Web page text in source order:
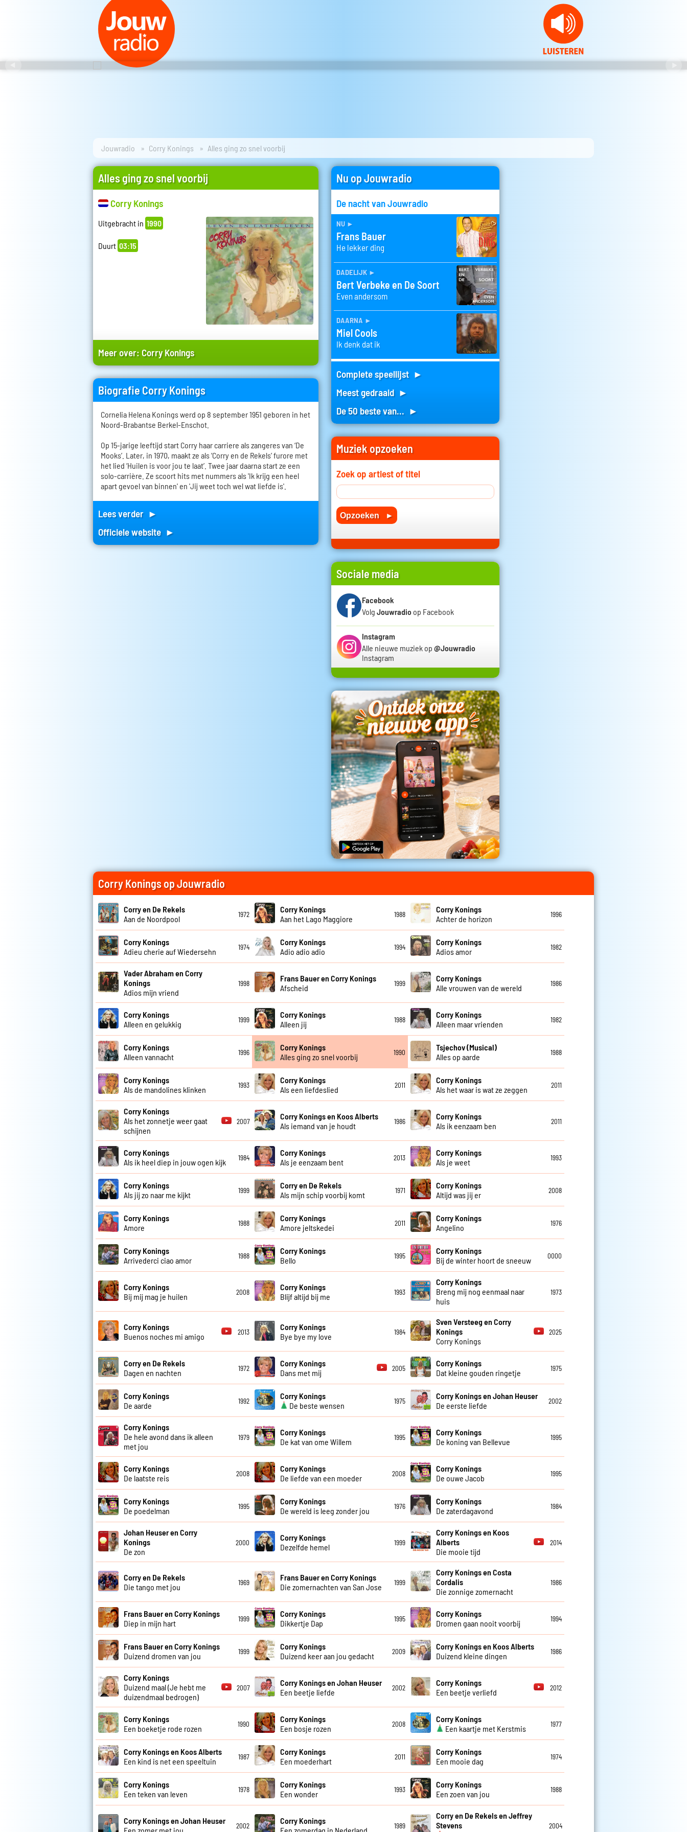
Jouwradio Corry Konings Alles ging zo snel voorbij
Alles ging zo snel voorbij
Corry Konings
Uitgebracht in 1990
Duurt 03:15
Meer over: Corry Konings
Biografie Corry Konings
Cornelia Helena Konings werd op 8 september 1951 geboren in het
Noord-Brabantse Berkel-Enschot.
Op 15-jarige leeftijd start Corry haar carriere als zangeres van ‘De
Mooks’. Later, in 1970, maakt ze als ‘Corry en de Rekels’ furore met
het lied ‘Huilen is voor jou te laat’. Twee jaar daarna start ze een
solo-carrière. Ze scoort hits met nummers als 'Ik krijg een heel
apart gevoel van binnen' en 'Jij weet toch wel wat liefde is'.
Lees verder ►
Officiele website ►
Nu op Jouwradio
De nacht van Jouwradio
nu ►
Frans Bauer
He lekker ding
dadelijk ►
Bert Verbeke en De Soort
Even andersom
daarna ►
Miel Cools
Ik denk dat ik
Complete speellijst ►
Meest gedraaid ►
De 50 beste van... ►
Muziek opzoeken
Zoek op artiest of titel
Sociale media
Facebook
Volg Jouwradio op Facebook
Instagram
Alle nieuwe muziek op @Jouwradio
Instagram
Corry Konings op Jouwradio
Corry en De Rekels
Aan de Noordpool
1972
Corry Konings
Aan het Lago Maggiore
1988
Corry Konings
Achter de horizon
1996
Corry Konings
Adieu cherie auf Wiedersehn
1974
Corry Konings
Adio adio adio
1994
Corry Konings
Adios amor
1982
Vader Abraham en Corry
Konings
Adios mijn vriend
1998
Frans Bauer en Corry Konings
Afscheid
1999
Corry Konings
Alle vrouwen van de wereld
1986
Corry Konings
Alleen en gelukkig
1999
Corry Konings
Alleen jij
1988
Corry Konings
Alleen maar vrienden
1982
Corry Konings
Alleen vannacht
1996
Corry Konings
Alles ging zo snel voorbij
1990
Tsjechov (Musical)
Alles op aarde
1988
Corry Konings
Als de mandolines klinken
1993
Corry Konings
Als een liefdeslied
2011
Corry Konings
Als het waar is wat ze zeggen
2011
Corry Konings
Als het zonnetje weer gaat
schijnen
2007
Corry Konings en Koos Alberts
Als iemand van je houdt
1986
Corry Konings
Als ik eenzaam ben
2011
Corry Konings
Als ik heel diep in jouw ogen kijk
1984
Corry Konings
Als je eenzaam bent
2013
Corry Konings
Als je weet
1993
Corry Konings
Als jij zo naar me kijkt
1999
Corry en De Rekels
Als mijn schip voorbij komt
1971
Corry Konings
Altijd was jij er
2008
Corry Konings
Amore
1988
Corry Konings
Amore jeltskedei
2011
Corry Konings
Angelino
1976
Corry Konings
Arrivederci ciao amor
1988
Corry Konings
Bello
1995
Corry Konings
Bij de winter hoort de sneeuw
0000
Corry Konings
Bij mij mag je huilen
2008
Corry Konings
Blijf altijd bij me
1993
Corry Konings
Breng mij nog eenmaal naar
huis
1973
Corry Konings
Buenos noches mi amigo
2013
Corry Konings
Bye bye my love
1984
Sven Versteeg en Corry
Konings
Corry Konings
2025
Corry en De Rekels
Dagen en nachten
1972
Corry Konings
Dans met mij
2005
Corry Konings
Dat kleine gouden ringetje
1975
Corry Konings
De aarde
1992
Corry Konings
De beste wensen
1975
Corry Konings en Johan Heuser
De eerste liefde
2002
Corry Konings
De hele avond dans ik alleen
met jou
1979
Corry Konings
De kat van ome Willem
1995
Corry Konings
De koning van Bellevue
1995
Corry Konings
De laatste reis
2008
Corry Konings
De liefde van een moeder
2008
Corry Konings
De ouwe Jacob
1995
Corry Konings
De poedelman
1995
Corry Konings
De wereld is leeg zonder jou
1976
Corry Konings
De zaterdagavond
1984
Johan Heuser en Corry
Konings
De zon
2000
Corry Konings
Dezelfde hemel
1999
Corry Konings en Koos
Alberts
Die mooie tijd
2014
Corry en De Rekels
Die tango met jou
1969
Frans Bauer en Corry Konings
Die zomernachten van San Jose
1999
Corry Konings en Costa
Cordalis
Die zonnige zomernacht
1986
Frans Bauer en Corry Konings
Diep in mijn hart
1999
Corry Konings
Dikkertje Dap
1995
Corry Konings
Dromen gaan nooit voorbij
1994
Frans Bauer en Corry Konings
Duizend dromen van jou
1999
Corry Konings
Duizend keer aan jou gedacht
2009
Corry Konings en Koos Alberts
Duizend kleine dingen
1986
Corry Konings
Duizend maal (Je hebt me
duizendmaal bedrogen)
2007
Corry Konings en Johan Heuser
Een beetje liefde
2002
Corry Konings
Een beetje verliefd
2012
Corry Konings
Een boeketje rode rozen
1990
Corry Konings
Een bosje rozen
2008
Corry Konings
Een kaartje met Kerstmis
1977
Corry Konings en Koos Alberts
Een kind is net een speeltuin
1987
Corry Konings
Een moederhart
2011
Corry Konings
Een mooie dag
1974
Corry Konings
Een teken van leven
1978
Corry Konings
Een wonder
1993
Corry Konings
Een zoen van jou
1988
Corry Konings en Johan Heuser
2002
Corry Konings
1989
Corry en De Rekels en Jeffrey
Stevens
2004